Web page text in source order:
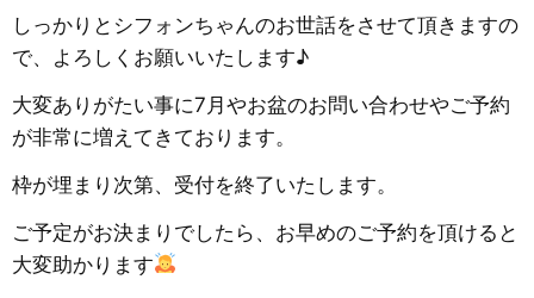
しっかりとシフォンちゃんのお世話をさせて頂きますの
で、よろしくお願いいたします♪
大変ありがたい事に7月やお盆のお問い合わせやご予約
が非常に増えてきております。
枠が埋まり次第、受付を終了いたします。
ご予定がお決まりでしたら、お早めのご予約を頂けると
大変助かります